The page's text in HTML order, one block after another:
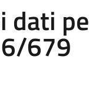
679